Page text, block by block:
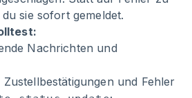
sie sofort gemeldet.
Nachrichten und
Zustellbestätigungen und Fehler